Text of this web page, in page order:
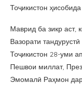
Тоҷикистон
Маврид ба зикр аст,
Вазорати
Тоҷикистон 28-уми
Пешвои миллат,
Эмомалӣ Раҳмон